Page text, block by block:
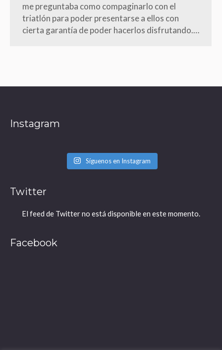
me preguntaba como compaginarlo con el
triatlón para poder presentarse a ellos con
cierta garantía de poder hacerlos disfrutando.…
Instagram
Síguenos en Instagram
Twitter
El feed de Twitter no está disponible en este momento.
Facebook